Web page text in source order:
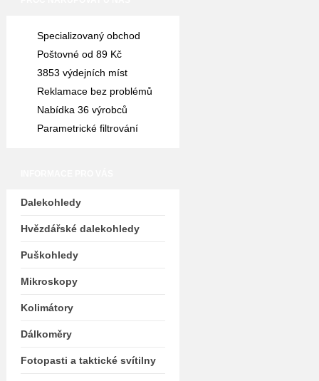
Specializovaný obchod
Poštovné od 89 Kč
3853 výdejních míst
Reklamace bez problémů
Nabídka 36 výrobců
Parametrické filtrování
Dalekohledy
Hvězdářské dalekohledy
Puškohledy
Mikroskopy
Kolimátory
Dálkoměry
Fotopasti a taktické svítilny